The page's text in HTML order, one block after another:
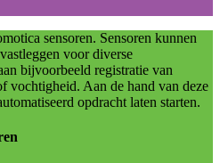
sensoren. Sensoren kunnen
voor diverse
bijvoorbeeld registratie van
vochtigheid. Aan de hand van deze
opdracht laten starten.